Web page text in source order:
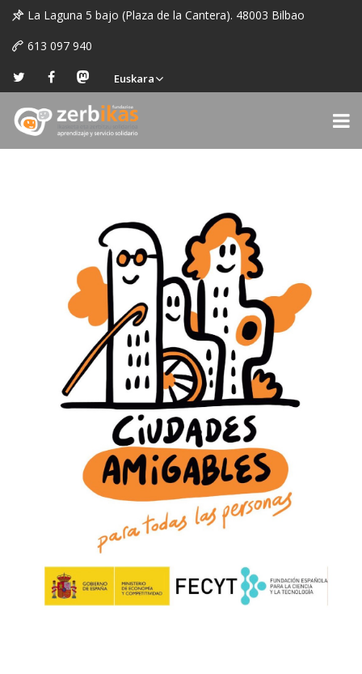
La Laguna 5 bajo (Plaza de la Cantera). 48003 Bilbao
613 097 940
Euskara